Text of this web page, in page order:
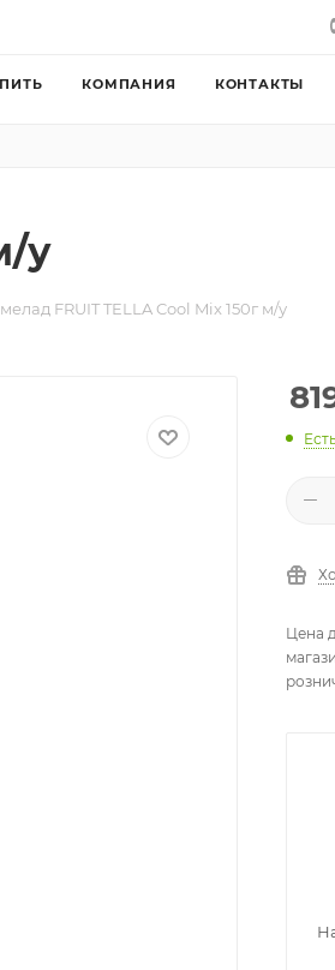
КОМПАНИЯ КОНТАКТЫ
у
FRUIT TELLA Cool Mix 150г м/у
Цена